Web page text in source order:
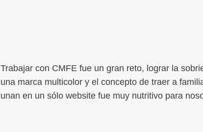
Trabajar con CMFE fue un gran reto, lograr la
una marca multicolor y el concepto de traer a
unan en un sólo website fue muy nutritivo para